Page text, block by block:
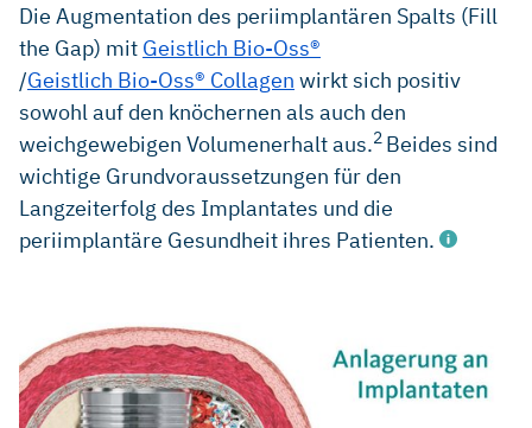
Die Augmentation des periimplantären Spalts (Fill
the Gap) mit Geistlich Bio-Oss®
/Geistlich Bio-Oss® Collagen wirkt sich positiv
sowohl auf den knöchernen als auch den
weichgewebigen Volumenerhalt aus.2 Beides sind
wichtige Grundvoraussetzungen für den
Langzeiterfolg des Implantates und die
periimplantäre Gesundheit ihres Patienten.
Huynh‐Ba G et al. Analysis of the socket bone wall
dimensions in the upper maxilla in relation to immediate
implant placement. Clin. Oral Impl. Res. 21, 2010; 37–42.
(clinical study)